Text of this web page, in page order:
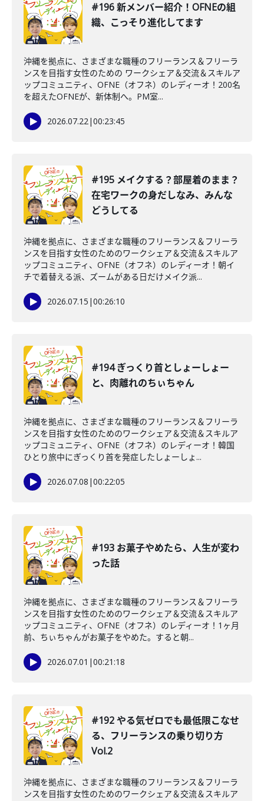
#196 新メンバー紹介！OFNEの組
織、こっそり進化してます
沖縄を拠点に、さまざまな職種のフリーランス＆フリーラ
ンスを目指す女性のための ワークシェア＆交流＆スキルア
ップコミュニティ、OFNE（オフネ）のレディーオ！200名
を超えたOFNEが、新体制へ。PM室...
2026.07.22|00:23:45
#195 メイクする？部屋着のまま？
在宅ワークの身だしなみ、みんな
どうしてる
沖縄を拠点に、さまざまな職種のフリーランス＆フリーラ
ンスを目指す女性のためのワークシェア＆交流＆スキルア
ップコミュニティ、OFNE（オフネ）のレディーオ！朝イ
チで着替える派、ズームがある日だけメイク派...
2026.07.15 |00:26:10
#194 ぎっくり首としょーしょー
と、肉離れのちぃちゃん
沖縄を拠点に、さまざまな職種のフリーランス＆フリーラ
ンスを目指す女性のためのワークシェア＆交流＆スキルア
ップコミュニティ、OFNE（オフネ）のレディーオ！韓国
ひとり旅中にぎっくり首を発症したしょーしょ...
2026.07.08 |00:22:05
#193 お菓子やめたら、人生が変わ
った話
沖縄を拠点に、さまざまな職種のフリーランス＆フリーラ
ンスを目指す女性のためのワークシェア＆交流＆スキルア
ップコミュニティ、OFNE（オフネ）のレディーオ！1ヶ月
前、ちぃちゃんがお菓子をやめた。すると朝...
2026.07.01 |00:21:18
#192 やる気ゼロでも最低限こなせ
る、フリーランスの乗り切り方
Vol.2
沖縄を拠点に、さまざまな職種のフリーランス＆フリーラ
ンスを目指す女性のためのワークシェア＆交流＆スキルア